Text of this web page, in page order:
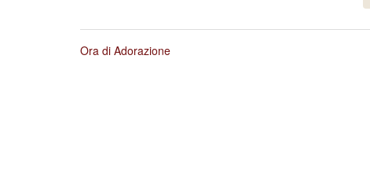
Ora di Adorazione